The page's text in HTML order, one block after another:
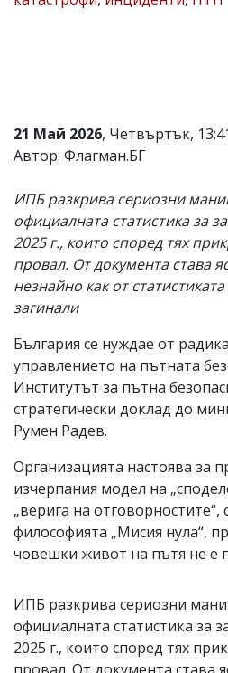
и
редакцията
не
отговорност
за
тях!
Ако
откриете
обиден
за
вас
моля
сигнализирайте
ни!
21 Май 2026, Четвъртък,
Автор: Флагман.БГ
ИПБ разкрива сериозни
официалната статистика за
2025 г., които според тях
провал. От документа става
незнайно как от
загинали
България се нуждае от
управлението на пътната
Институтът за пътна
стратегически доклад до
Румен Радев.
Организацията настоява за
изчерпания модел на
„верига на отговорностите“,
философията „Мисия нула“,
човешки живот на пътя не е
ИПБ разкрива сериозни
официалната статистика за
2025 г., които според тях
провал. От документа става